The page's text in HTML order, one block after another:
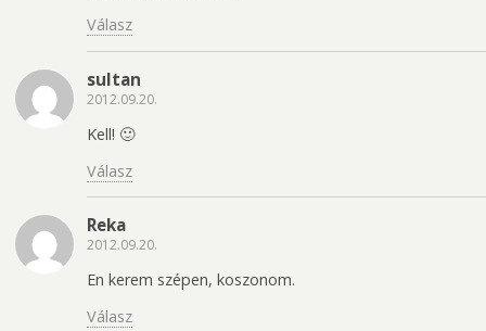
Válasz
sultan
2012.09.20.
Kell! 🙂
Válasz
Reka
2012.09.20.
En kerem szépen, koszonom.
Válasz